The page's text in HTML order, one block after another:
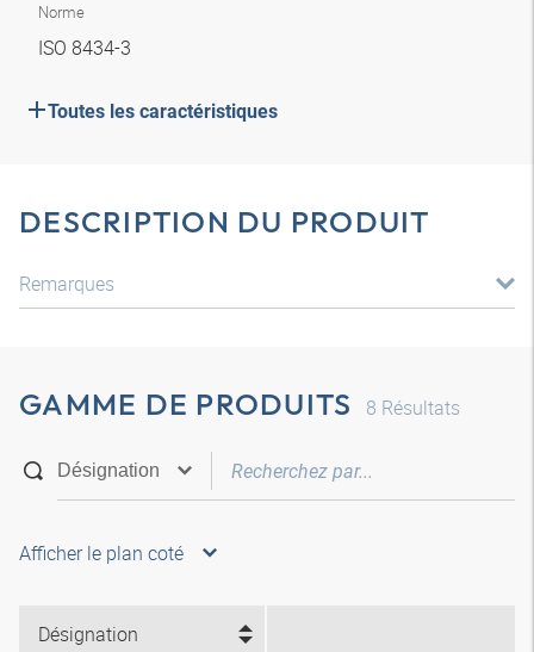
Norme
ISO 8434-3
Toutes les caractéristiques
DESCRIPTION DU PRODUIT
Remarques
GAMME DE PRODUITS 8 Résultats
Afficher le plan coté
Désignation